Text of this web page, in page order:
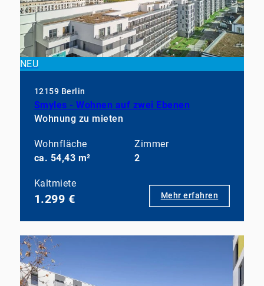
NEU
12159 Berlin
Smyles - Wohnen auf zwei Ebenen
Wohnung zu mieten
Wohnfläche
ca. 54,43 m²
Zimmer
2
Kaltmiete
1.299 € Mehr erfahren